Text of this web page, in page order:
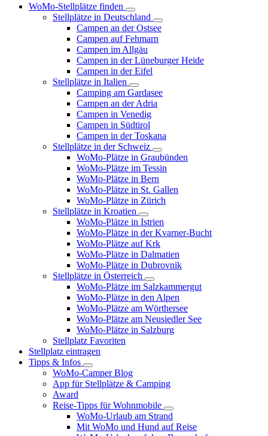
WoMo-Stellplätze finden
Stellplätze in Deutschland
Campen an der Ostsee
Campen auf Fehmarn
Campen im Allgäu
Campen in der Lüneburger Heide
Campen in der Eifel
Stellplätze in Italien
Camping am Gardasee
Campen an der Adria
Campen in Venedig
Campen in Südtirol
Campen in der Toskana
Stellplätze in der Schweiz
WoMo-Plätze in Graubünden
WoMo-Plätze im Tessin
WoMo-Plätze in Bern
WoMo-Plätze in St. Gallen
WoMo-Plätze in Zürich
Stellplätze in Kroatien
WoMo-Plätze in Istrien
WoMo-Plätze in der Kvarner-Bucht
WoMo-Plätze auf Krk
WoMo-Plätze in Dalmatien
WoMo-Plätze in Dubrovnik
Stellplätze in Österreich
WoMo-Plätze im Salzkammergut
WoMo-Plätze in den Alpen
WoMo-Plätze am Wörthersee
WoMo-Plätze am Neusiedler See
WoMo-Plätze in Salzburg
Stellplatz Favoriten
Stellplatz eintragen
Tipps & Infos
WoMo-Camper Blog
App für Stellplätze & Camping
Award
Reise-Tipps für Wohnmobile
WoMo-Urlaub am Strand
Mit WoMo und Hund auf Reise